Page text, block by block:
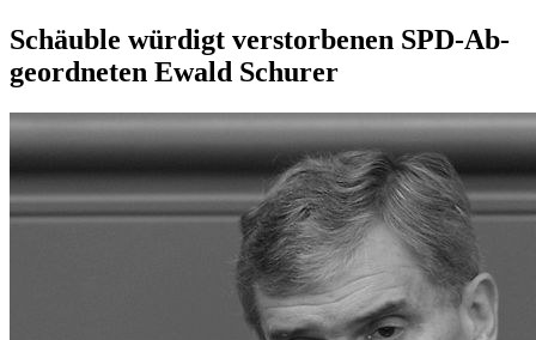
Schäuble würdigt ver­stor­be­nen SPD-Ab­
ge­ord­ne­ten Ewald Schurer